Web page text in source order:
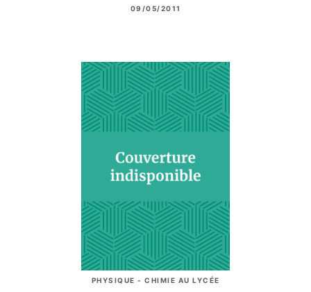
09/05/2011
PHYSIQUE - CHIMIE AU LYCÉE